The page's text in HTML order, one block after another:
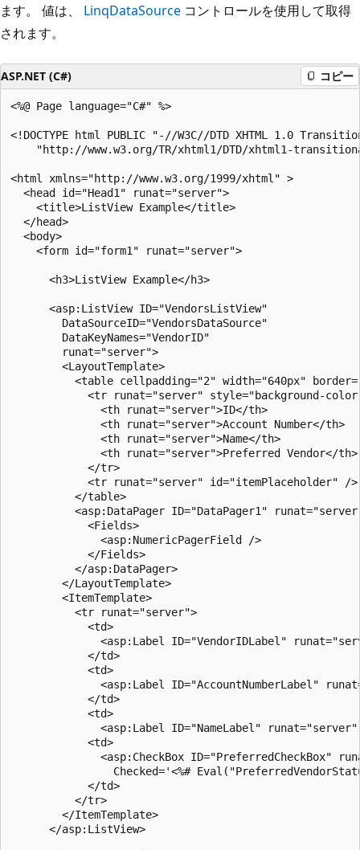
ます。 値は、 LinqDataSource コントロールを使用して取得
されます。
ASP.NET (C#) コピー
<%@ Page language="C#" %>
<!DOCTYPE html PUBLIC "-//W3C//DTD XHTML 1.0
"http://www.w3.org/TR/xhtml1/DTD/xhtml1-
<html xmlns="http://www.w3.org/1999/xhtml" >
  <head id="Head1" runat="server">
    <title>ListView Example</title>
  </head>
  <body>
    <form id="form1" runat="server">
      <h3>ListView Example</h3>
      <asp:ListView ID="VendorsListView"
        DataSourceID="VendorsDataSource"
        DataKeyNames="VendorID"
        runat="server">
        <LayoutTemplate>
<table cellpadding="2" width="640px"
<tr runat="server" style="background-
              <th runat="server">ID</th>
              <th runat="server">Account Number</th>
              <th runat="server">Name</th>
              <th runat="server">Preferred Vendor</th>
            </tr>
            <tr runat="server" id="itemPlaceholder" />
          </table>
<asp:DataPager ID="DataPager1"
            <Fields>
              <asp:NumericPagerField />
            </Fields>
          </asp:DataPager>
        </LayoutTemplate>
        <ItemTemplate>
          <tr runat="server">
            <td>
<asp:Label ID="VendorIDLabel"
            </td>
            <td>
<asp:Label ID="AccountNumberLabel"
            </td>
            <td>
<asp:Label ID="NameLabel"
            <td>
<asp:CheckBox ID="PreferredCheckBox"
Checked='<%#
            </td>
          </tr>
        </ItemTemplate>
      </asp:ListView>